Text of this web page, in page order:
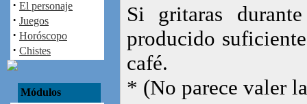
· El personaje
· Juegos
· Horóscopo
· Chistes
Módulos
Si gritaras
producido
café.
* (No parece valer